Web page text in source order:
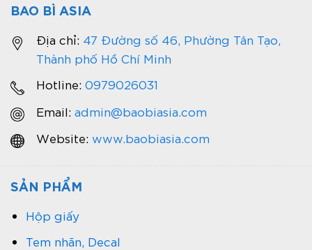
BAO BÌ ASIA
Địa chỉ: 47 Đường số 46, Phường Tân Tạo,
Thành phố Hồ Chí Minh
Hotline: 0979026031
Email: admin@baobiasia.com
Website: www.baobiasia.com
SẢN PHẨM
Hộp giấy
Tem nhãn, Decal